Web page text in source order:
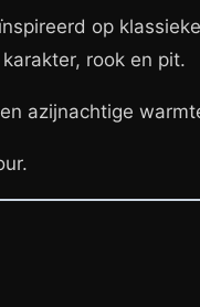
op
rook en pit.
azijnachtige